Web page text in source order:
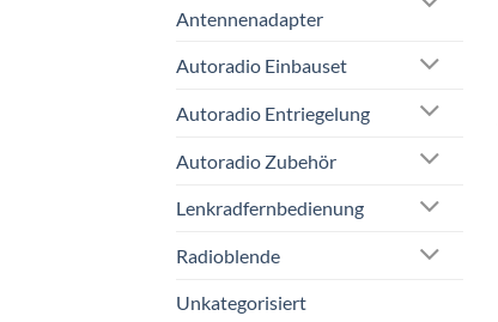
Antennenadapter
Autoradio Einbauset
Autoradio Entriegelung
Autoradio Zubehör
Lenkradfernbedienung
Radioblende
Unkategorisiert